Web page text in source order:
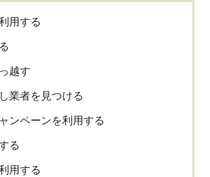
用する
越す
業者を見つける
ンペーンを利用する
る
用する